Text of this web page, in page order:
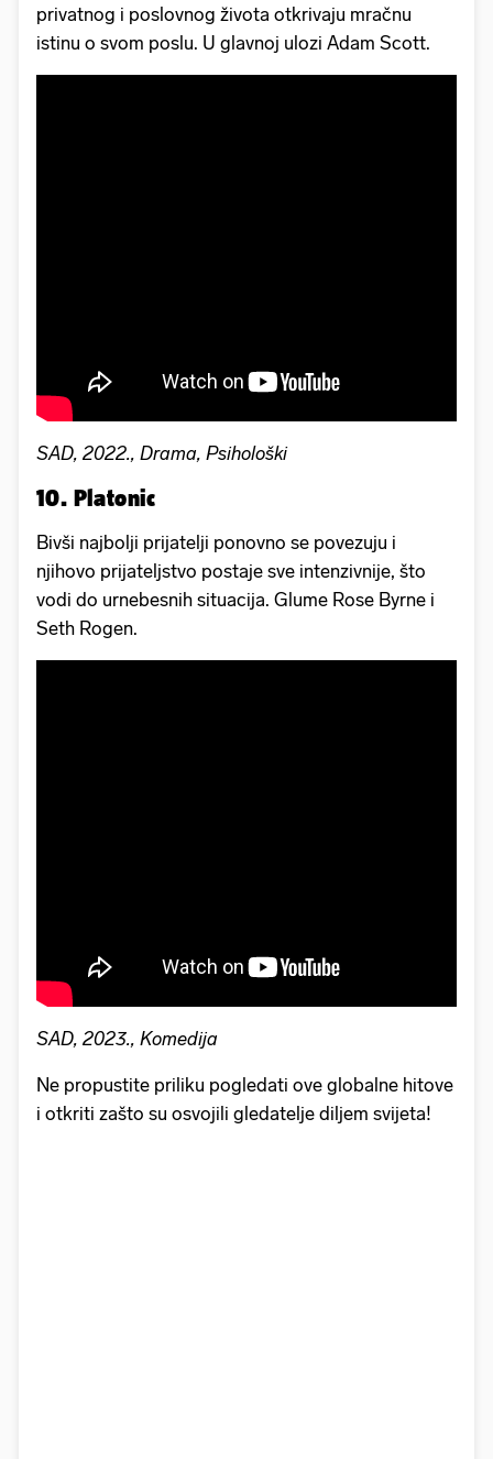
privatnog i poslovnog života otkrivaju mračnu
istinu o svom poslu. U glavnoj ulozi Adam Scott.
SAD, 2022., Drama, Psihološki
10. Platonic
Bivši najbolji prijatelji ponovno se povezuju i
njihovo prijateljstvo postaje sve intenzivnije, što
vodi do urnebesnih situacija. Glume Rose Byrne i
Seth Rogen.
SAD, 2023., Komedija
Ne propustite priliku pogledati ove globalne hitove
i otkriti zašto su osvojili gledatelje diljem svijeta!